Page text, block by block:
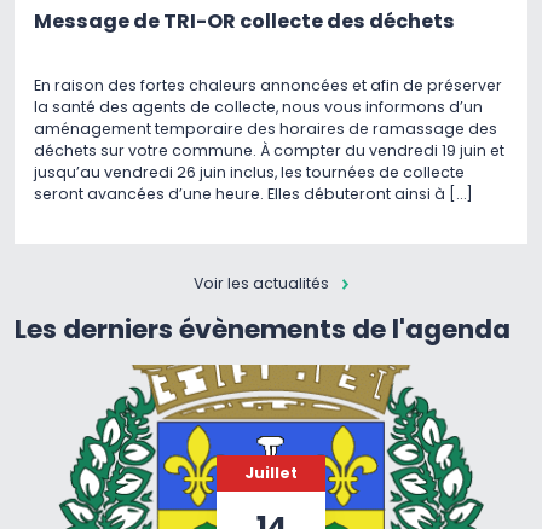
Message de TRI-OR collecte des déchets
En raison des fortes chaleurs annoncées et afin de préserver
la santé des agents de collecte, nous vous informons d’un
aménagement temporaire des horaires de ramassage des
déchets sur votre commune. À compter du vendredi 19 juin et
jusqu’au vendredi 26 juin inclus, les tournées de collecte
seront avancées d’une heure. Elles débuteront ainsi à […]
Voir les actualités
Les derniers évènements de l'agenda
Juillet